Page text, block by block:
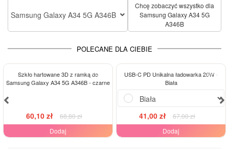
Samsung Galaxy A34 5G A346B
Chcę zobaczyć wszystko dla
Samsung Galaxy A34 5G
A346B
POLECANE DLA CIEBIE
-13%
Szkło hartowane 3D z ramką do
Samsung Galaxy A34 5G A346B - czarne
60,10 zł
68,80 zł
Dodaj
-39%
USB-C PD Unikalna ładowarka 20W -
Biała
41,00 zł
67,00 zł
Dodaj